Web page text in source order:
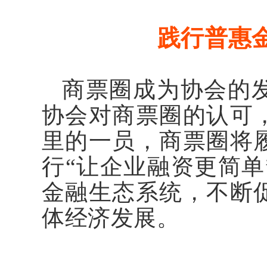
践行普惠
商票圈成为协会的
协会对商票圈的认可
里的一员，商票圈将
行“让企业融资更简
金融生态系统，不断
体经济发展。